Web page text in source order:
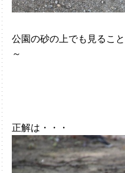
公園の砂の上でも見るこ
～
正解は・・・